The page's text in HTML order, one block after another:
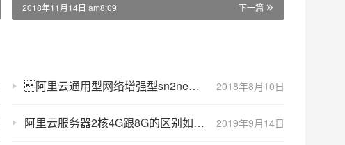
下一篇
2018年11月14日 am8:09
2018年8月10日
阿里云通用型网络增强型sn2ne云服务器2核8G优惠价2070元一年
2019年9月14日
阿里云服务器2核4G跟8G的区别如何选择？